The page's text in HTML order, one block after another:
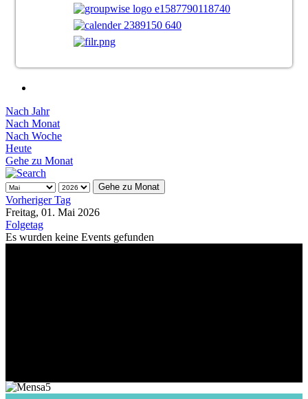
Nach Jahr
Nach Monat
Nach Woche
Heute
Gehe zu Monat
Gehe zu Monat
Vorheriger Tag
Freitag, 01. Mai 2026
Folgetag
Es wurden keine Events gefunden